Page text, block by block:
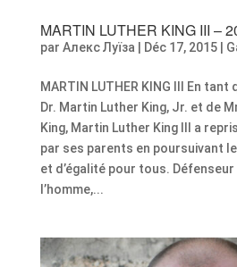
MARTIN LUTHER KING III –
par Алекс Луїза | Déc 17, 2015|
MARTIN LUTHER KING III En
Dr. Martin Luther King, Jr. et de
King, Martin Luther King III a
par ses parents en poursuivant
et d’égalité pour tous.
l’homme,...